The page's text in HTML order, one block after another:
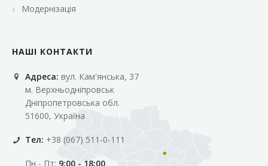
Модернізація
НАШІ КОНТАКТИ
Адреса: вул. Кам'янська, 37
м. Верхньодніпровськ
Дніпропетровська обл.
51600, Україна
Тел: +38 (067) 511-0-111
Пн - Пт: 9:00 - 18:00